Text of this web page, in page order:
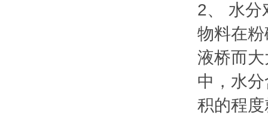
2、 水分
物料在
液桥而
中，水
积的程